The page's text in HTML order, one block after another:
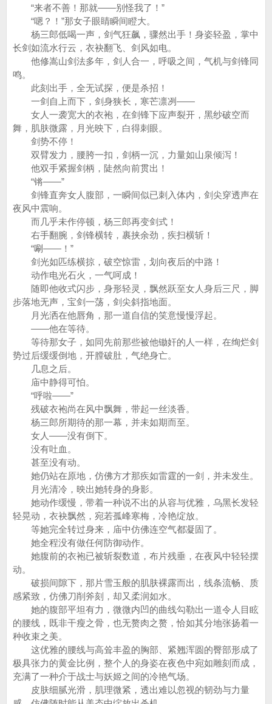
“来者不善！那就——别怪我了！”
“嗯？！”那女子眼睛瞬间瞪大。
杨三郎低喝一声，剑气狂飙，骤然出手！身姿轻盈，掌中
长剑如流水行云，衣袂翻飞、剑风如电。
他修嵩山剑法多年，剑人合一，呼吸之间，气机与剑锋同
鸣。
此刻出手，全无试探，便是杀招！
一剑自上而下，剑身狭长，寒芒凛冽——
女人一袭宽大的衣袍，在剑锋下应声裂开，黑纱破空而
舞，肌肤微露，月光映下，白得刺眼。
剑势不停！
双臂发力，腰胯一扣，剑柄一沉，力量如山泉倾泻！
他双手紧握剑柄，陡然向前贯出！
“锵——”
剑锋直奔女人腹部，一瞬间似已刺入体内，剑尖穿透声在
夜风中震响。
而几乎未作停顿，杨三郎再变剑式！
右手翻腕，剑锋横转，裹挟余劲，疾扫横斩！
“唰——！”
剑光如匹练横掠，破空惊雷，划向夜后的中路！
动作电光石火，一气呵成！
随即他收式闪步，身形轻灵，飘然跃至女人身后三尺，脚
步落地无声，宝剑一荡，剑尖斜指地面。
月光洒在他唇角，那一道自信的笑意慢慢浮起。
——他在等待。
等待那女子，如同先前那些被他锄奸的人一样，在绚烂剑
势过后缓缓倒地，开膛破肚，气绝身亡。
几息之后。
庙中静得可怕。
“呼啦——”
残破衣袍尚在风中飘舞，带起一丝淡香。
杨三郎所期待的那一幕，并未如期而至。
女人——没有倒下。
没有吐血。
甚至没有动。
她仍站在原地，仿佛方才那疾如雷霆的一剑，并未发生。
月光清冷，映出她转身的身影。
她动作缓慢，带着一种说不出的从容与优雅，乌黑长发轻
轻晃动，衣袂飘然，宛若孤峰寒梅，冷艳绽放。
等她完全转过身来，庙中仿佛连空气都凝固了。
她全程没有做任何防御动作。
她腹前的衣袍已被斩裂数道，布片残垂，在夜风中轻轻摆
动。
破损间隙下，那片雪玉般的肌肤裸露而出，线条流畅、质
感紧致，仿佛刀削斧刻，却又柔润如水。
她的腹部平坦有力，微微内凹的曲线勾勒出一道令人目眩
的腰线，既非干瘦之骨，也无赘肉之赘，恰如其分地张扬着一
种收束之美。
这优雅的腰线与高耸丰盈的胸部、紧翘浑圆的臀部形成了
极具张力的黄金比例，整个人的身姿在夜色中宛如雕刻而成，
充满了一种介于战士与妖姬之间的冷艳气场。
皮肤细腻光滑，肌理微紧，透出难以忽视的韧劲与力量